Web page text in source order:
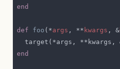
def foo (*args , ** kwargs , &